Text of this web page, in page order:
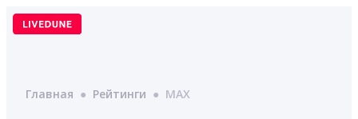
Перейти
Главная ● Рейтинги ● MAX